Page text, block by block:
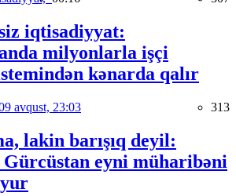
iqtisadiyyat:
milyonlarla işçi
kənarda qalır
avqust, 23:03 313
lakin barışıq deyil:
Gürcüstan eyni müharibəni